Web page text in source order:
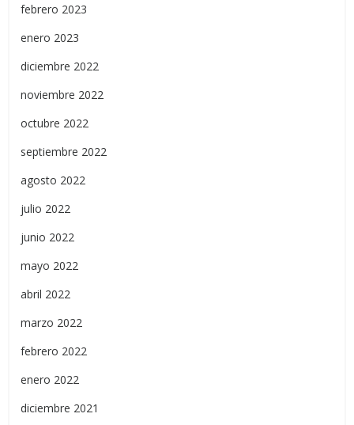
febrero 2023
enero 2023
diciembre 2022
noviembre 2022
octubre 2022
septiembre 2022
agosto 2022
julio 2022
junio 2022
mayo 2022
abril 2022
marzo 2022
febrero 2022
enero 2022
diciembre 2021